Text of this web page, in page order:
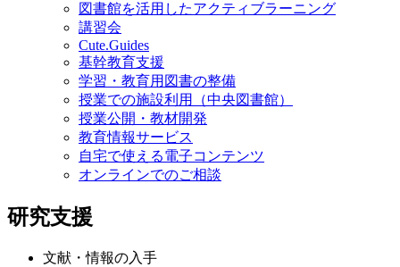
図書館を活用したアクティブラーニング
講習会
Cute.Guides
基幹教育支援
学習・教育用図書の整備
授業での施設利用（中央図書館）
授業公開・教材開発
教育情報サービス
自宅で使える電子コンテンツ
オンラインでのご相談
研究支援
文献・情報の入手